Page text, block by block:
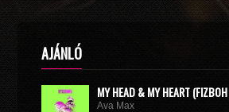
AJÁNLÓ
MY HEAD & MY HEART
Ava Max